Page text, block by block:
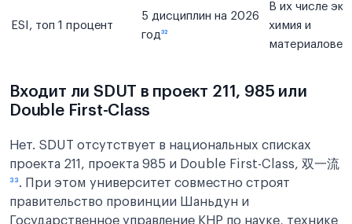
ESI, топ 1 процент
5 дисциплин на 2026
год³²
В их числе
химия и
Входит ли SDUT в проект 211, 985 или
Double First-Class
Нет. SDUT отсутствует в национальных списках
проекта 211, проекта 985 и Double First-Class, 双一流
³³. При этом университет совместно строят
правительство провинции Шаньдун и
Государственное управление КНР по науке, технике